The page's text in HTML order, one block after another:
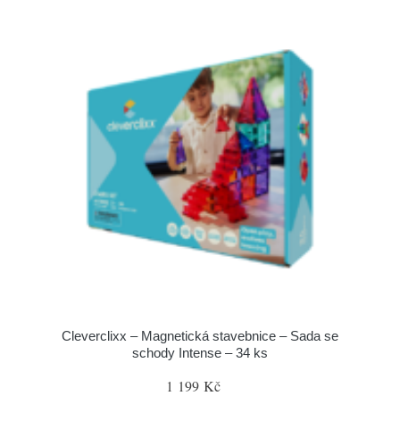
Cleverclixx – Magnetická stavebnice – Sada se
schody Intense – 34 ks
1 199 Kč